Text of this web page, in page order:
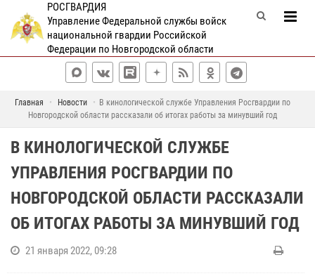
РОСГВАРДИЯ
Управление Федеральной службы войск
национальной гвардии Российской
Федерации по Новгородской области
Главная Новости
В кинологической службе Управления Росгвардии по
Новгородской области рассказали об итогах работы за минувший год
В КИНОЛОГИЧЕСКОЙ СЛУЖБЕ
УПРАВЛЕНИЯ РОСГВАРДИИ ПО
НОВГОРОДСКОЙ ОБЛАСТИ РАССКАЗАЛИ
ОБ ИТОГАХ РАБОТЫ ЗА МИНУВШИЙ ГОД
21 января 2022, 09:28